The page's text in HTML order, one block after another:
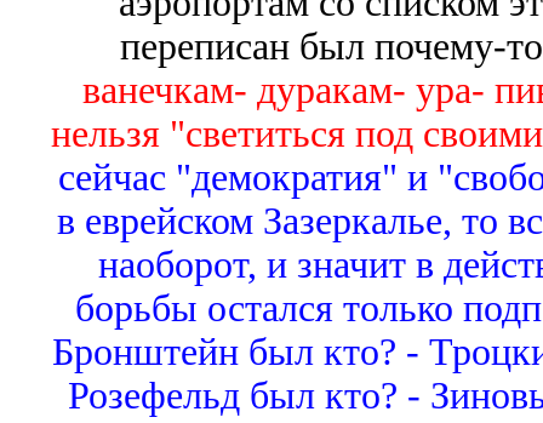
переписан был почему-
ванечкам- дуракам- ура-
нельзя "светиться под
сейчас "демократия" и
в еврейском Зазеркалье, то
наоборот, и значит в
борьбы остался только
Бронштейн был кто? -
Розефельд был кто? -